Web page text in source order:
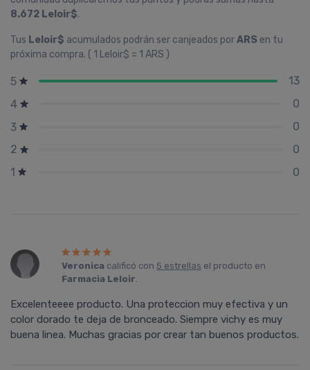
8.672 Leloir$.
Tus Leloir$ acumulados podrán ser canjeados porARS en tu
próxima compra. ( 1 Leloir$ = 1 ARS )
5
13
4
0
3
0
2
0
1
0
Veronica calificó con 5 estrellas el producto en
Farmacia Leloir.
Excelenteeee producto. Una proteccion muy efectiva y un
color dorado te deja de bronceado. Siempre vichy es muy
buena linea. Muchas gracias por crear tan buenos productos.